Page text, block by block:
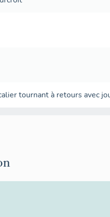
tournant à retours avec